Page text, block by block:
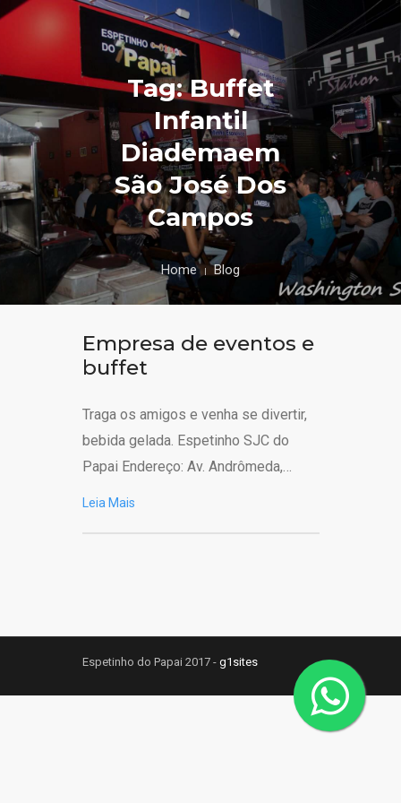
Tag: Buffet
Infantil
Diademaem
São José Dos
Campos
Home Blog
Empresa de eventos e
buffet
Traga os amigos e venha se divertir,
bebida gelada. Espetinho SJC do
Papai Endereço: Av. Andrômeda,…
Leia Mais
Espetinho do Papai 2017 - g1sites